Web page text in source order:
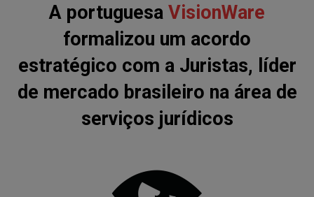
A portuguesa VisionWare
formalizou um acordo
estratégico com a Juristas, líder
de mercado brasileiro na área de
serviços jurídicos